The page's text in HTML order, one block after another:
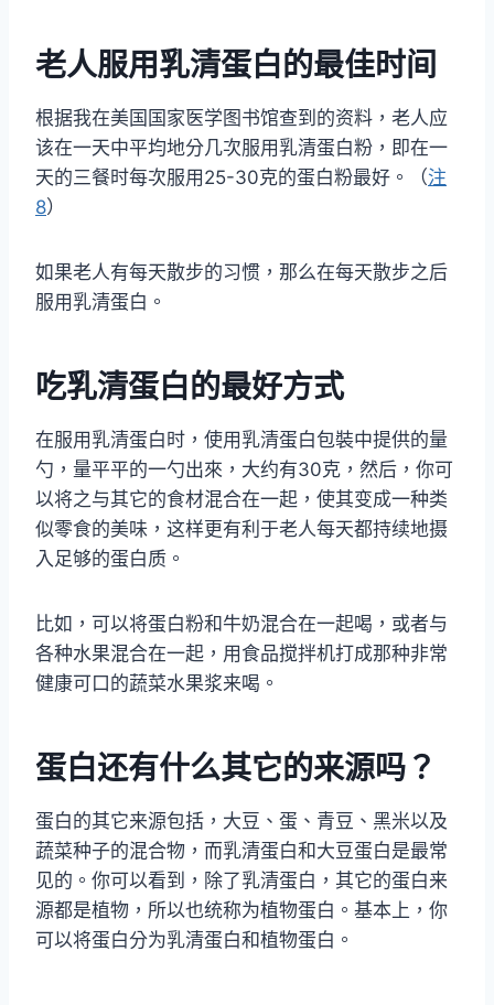
老人服用乳清蛋白的最佳时间
根据我在美国国家医学图书馆查到的资料，老人应
该在一天中平均地分几次服用乳清蛋白粉，即在一
天的三餐时每次服用25-30克的蛋白粉最好。（注
8）
如果老人有每天散步的习惯，那么在每天散步之后
服用乳清蛋白。
吃乳清蛋白的最好方式
在服用乳清蛋白时，使用乳清蛋白包裝中提供的量
勺，量平平的一勺出來，大约有30克，然后，你可
以将之与其它的食材混合在一起，使其变成一种类
似零食的美味，这样更有利于老人每天都持续地摄
入足够的蛋白质。
比如，可以将蛋白粉和牛奶混合在一起喝，或者与
各种水果混合在一起，用食品搅拌机打成那种非常
健康可口的蔬菜水果浆来喝。
蛋白还有什么其它的来源吗？
蛋白的其它来源包括，大豆、蛋、青豆、黑米以及
蔬菜种子的混合物，而乳清蛋白和大豆蛋白是最常
见的。你可以看到，除了乳清蛋白，其它的蛋白来
源都是植物，所以也统称为植物蛋白。基本上，你
可以将蛋白分为乳清蛋白和植物蛋白。